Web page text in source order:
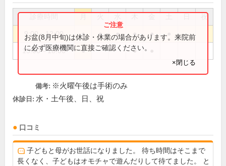
祝
9:00～12:00 ● ● ● ● ●
15:00～18:00 ● ●
お盆(8月中旬)は休診・休業の場合があります。来院前
に必ず医療機関に直接ご確認ください。
×閉じる
備考: ※火曜午後は手術のみ
休診日: 水・土午後、日、祝
口コミ
子どもと母がお世話になりました。 待ち時間はそこまで
長くなく、子どもはオモチャで遊んだりして待てました。 と